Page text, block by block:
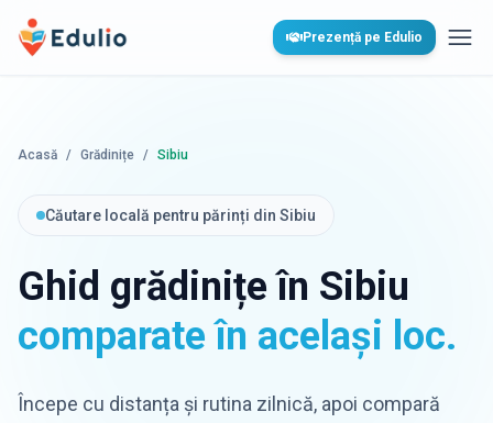
Edulio Prezență pe Edulio
Acasă / Grădinițe / Sibiu
Căutare locală pentru părinți din Sibiu
Ghid grădinițe în Sibiu
comparate în același loc.
Începe cu distanța și rutina zilnică, apoi compară